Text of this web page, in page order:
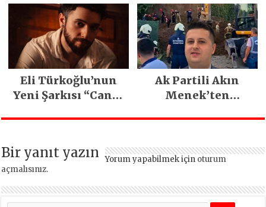
Emeğiyle Son
Yılların En Büyük
Festivali
Gerçekleşti
Eli Türkoğlu’nun
Yeni Şarkısı “Canın
İlgi Gördü!..
Ak Partili Akın
Menek’ten
heyelan sonrası
Bir yanıt yazın Yorum yapabilmek için oturum
açmalısınız.